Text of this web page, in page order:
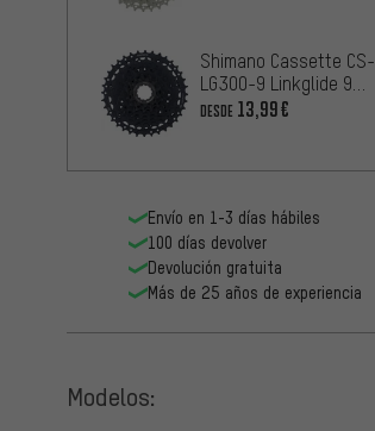
Shimano Cassette CS-
LG300-9 Linkglide 9
velocidades
DESDE 13,99€
Envío en 1-3 días hábiles
100 días devolver
Devolución gratuita
Más de 25 años de experiencia
Modelos: